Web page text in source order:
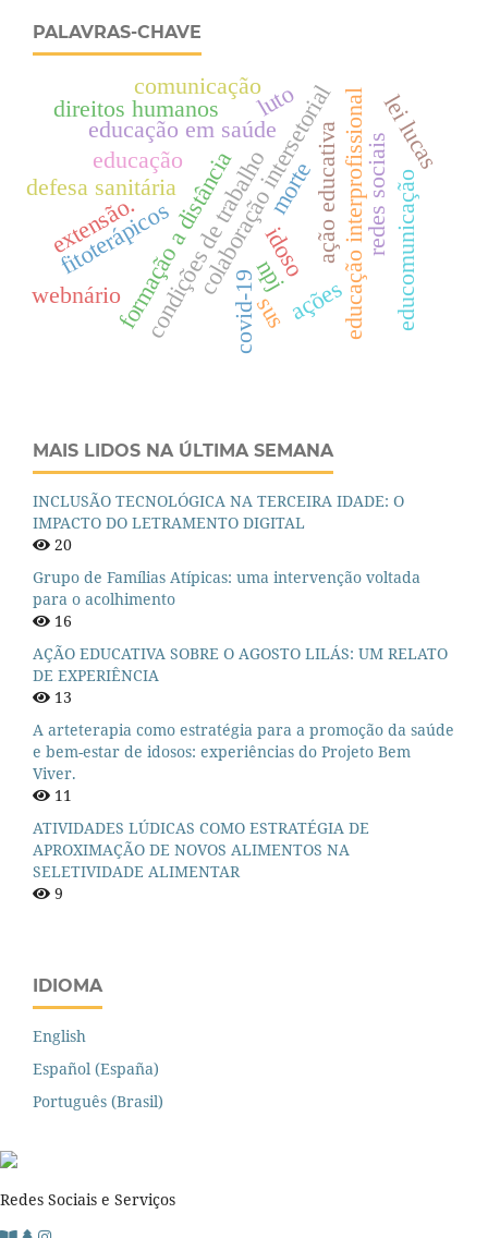
PALAVRAS-CHAVE
condições de trabalho
colaboração intersetorialeducação interprofissional
educação em saúde
covid-19
formação a distância idoso
defesa sanitária ação educativa redes sociais
fitoterápicos
educação morte
luto
direitos humanos
npj
lei lucas
webnário
comunicação
educomunicação
extensão.
ações
sus
MAIS LIDOS NA ÚLTIMA SEMANA
INCLUSÃO TECNOLÓGICA NA TERCEIRA IDADE: O
IMPACTO DO LETRAMENTO DIGITAL
20
Grupo de Famílias Atípicas: uma intervenção voltada
para o acolhimento
16
AÇÃO EDUCATIVA SOBRE O AGOSTO LILÁS: UM RELATO
DE EXPERIÊNCIA
13
A arteterapia como estratégia para a promoção da saúde
e bem-estar de idosos: experiências do Projeto Bem
Viver.
11
ATIVIDADES LÚDICAS COMO ESTRATÉGIA DE
APROXIMAÇÃO DE NOVOS ALIMENTOS NA
SELETIVIDADE ALIMENTAR
9
IDIOMA
English
Español (España)
Português (Brasil)
Redes Sociais e Serviços